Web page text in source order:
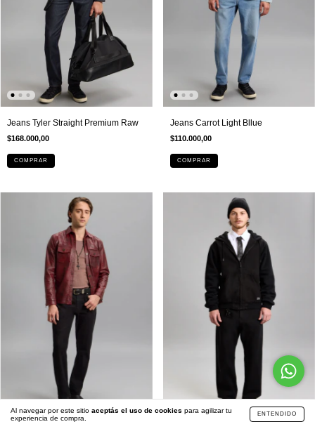
Al navegar por este sitio aceptás el uso de cookies para agilizar tu
experiencia de compra.
ENTENDIDO
Jeans Tyler Straight Premium Raw
$168.000,00
COMPRAR
Jeans Carrot Light Bllue
$110.000,00
COMPRAR